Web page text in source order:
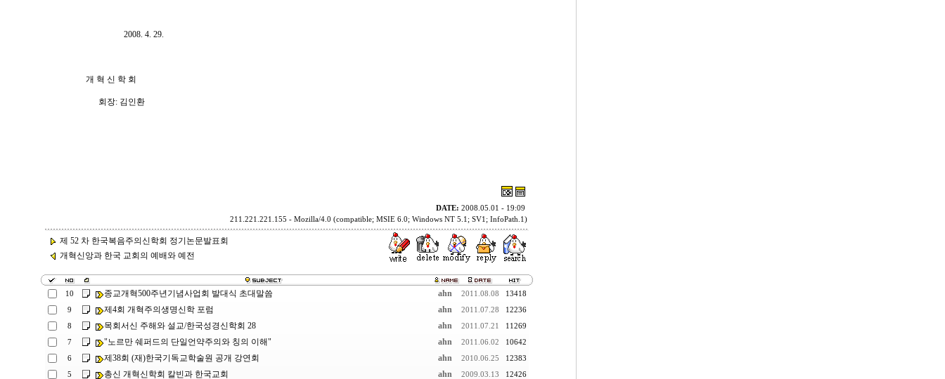
2008. 4. 29.
개 혁 신 학 회
회장: 김인환
DATE: 2008.05.01 - 19:09
211.221.221.155 - Mozilla/4.0 (compatible; MSIE 6.0; Windows NT 5.1; SV1; InfoPath.1)
제 52 차 한국복음주의신학회 정기논문발표회
개혁신앙과 한국 교회의 예배와 예전
10 종교개혁500주년기념사업회 발대식 초대말씀 ahn 2011.08.08 13418
9 제4회 개혁주의생명신학 포럼 ahn 2011.07.28 12236
8 목회서신 주해와 설교/한국성경신학회 28 ahn 2011.07.21 11269
7 "노르만 쉐퍼드의 단일언약주의와 칭의 이해" ahn 2011.06.02 10642
6 제38회 (재)한국기독교학술원 공개 강연회 ahn 2010.06.25 12383
5 총신 개혁신학회 칼빈과 한국교회 ahn 2009.03.13 12426